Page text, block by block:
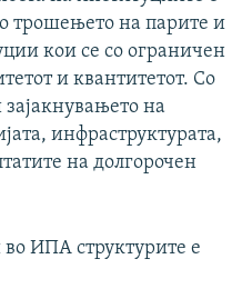
трошењето на парите и
кои се со ограничен
и квантитетот. Со
на
инфраструктурата,
на долгорочен
ИПА структурите е